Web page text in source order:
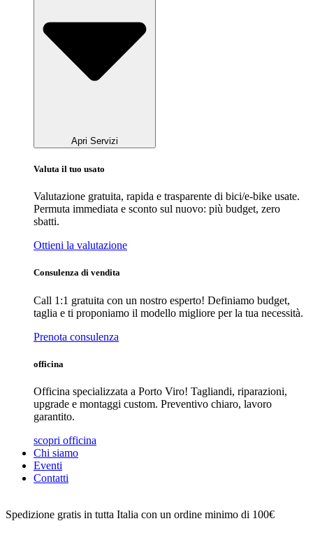
Apri Servizi
Valuta il tuo usato
Valutazione gratuita, rapida e trasparente di bici/e-bike usate.
Permuta immediata e sconto sul nuovo: più budget, zero
sbatti.
Ottieni la valutazione
Consulenza di vendita
Call 1:1 gratuita con un nostro esperto! Definiamo budget,
taglia e ti proponiamo il modello migliore per la tua necessità.
Prenota consulenza
officina
Officina specializzata a Porto Viro! Tagliandi, riparazioni,
upgrade e montaggi custom. Preventivo chiaro, lavoro
garantito.
scopri officina
Chi siamo
Eventi
Contatti
Spedizione gratis in tutta Italia con un ordine minimo di 100€